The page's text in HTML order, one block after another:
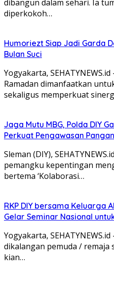
dibangun dalam sehari. Ia
diperkokoh…
Humoriezt Siap Jadi Garda
Bulan Suci
Yogyakarta,
Ramadan dimanfaatkan
sekaligus memperkuat
Jaga Mutu MBG, Polda DIY
Perkuat Pengawasan Pangan
Sleman (DIY),
pemangku kepentingan
bertema ‘Kolaborasi…
RKP DIY bersama Keluarga
Gelar Seminar Nasional
Yogyakarta,
dikalangan pemuda / remaja
kian…